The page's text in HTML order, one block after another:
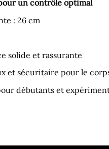
un contrôle optimal
: 26 cm
solide et rassurante
et sécuritaire pour le
débutants et
ventouse Vibrant Chair 31x6